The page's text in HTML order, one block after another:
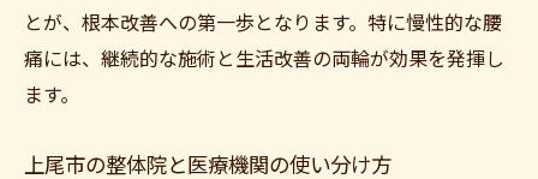
とが、根本改善への第一歩となります。特に慢性的な腰
痛には、継続的な施術と生活改善の両輪が効果を発揮し
ます。
上尾市の整体院と医療機関の使い分け方